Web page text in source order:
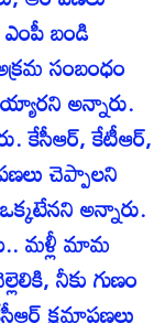
బండి
సంబంధం
అన్నారు.
కేసీఆర్, కేటీఆర్,
చెప్పాలని
అన్నారు.
మళ్లీ మామ
నీకు గుణం
క్షమాపణలు